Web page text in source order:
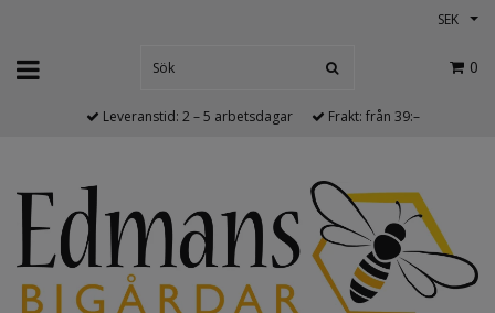
SEK
0
Leveranstid: 2 – 5 arbetsdagar Frakt: från 39:–